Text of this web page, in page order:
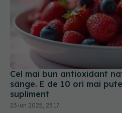
Cel mai bun antioxidant
sânge. E de 10 ori mai
supliment
23 iun 2025, 23:17